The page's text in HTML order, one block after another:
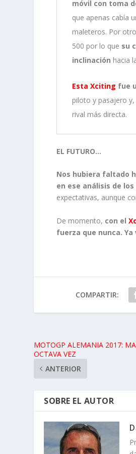
móvil con toma
que apenas cabía
maleteros. Por
500 por lo que su
inclinación hacia
Esta Xciting fue
piloto y pasajero
rival más directa.
EL FUTURO…
Nos hubiera faltado
en ese análisis de
expectativas, aunque
De momento, con el
fuerza que nunca.
COMPARTIR:
MOTOGP ALEMANIA 2017:
OCTAVA VEZ
ANTERIOR
SOBRE EL AUTOR